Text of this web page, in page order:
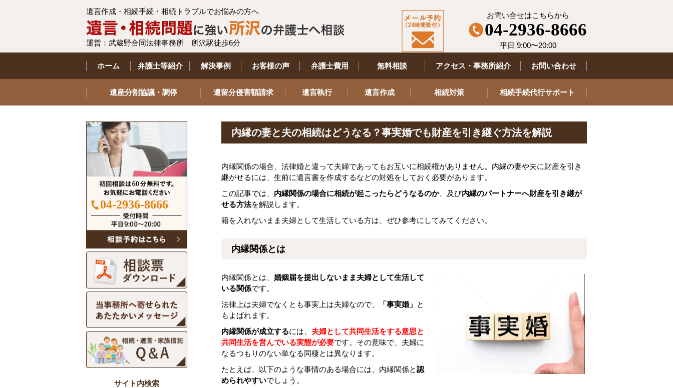
遺言作成・相続手続・相続トラブルでお悩みの方へ
運営：武蔵野合同法律事務所 所沢駅徒歩6分
お問い合せはこちらから
04-2936-8666
平日 9:00〜20:00
ホーム 弁護士等紹介 解決事例 お客様の声 弁護士費用 無料相談 アクセス・事務所紹介 お問い合わせ
遺産分割協議・調停 遺留分侵害額請求 遺言執行 遺言作成 相続対策 相続手続代行サポート
内縁の妻と夫の相続はどうなる？事実婚でも財産を引き継ぐ方法を解説
内縁関係の場合、法律婚と違って夫婦であってもお互いに相続権がありません。内縁の妻や夫に財産を引き
継がせるには、生前に遺言書を作成するなどの対処をしておく必要があります。
この記事では、 内縁関係の場合に相続が起こったらどうなるのか、及び内縁のパートナーへ財産を引き継が
せる方法を解説します。
籍を入れないまま夫婦として生活している方は、ぜひ参考にしてみてください。
内縁関係とは
内縁関係とは、 婚姻届を提出しないまま夫婦として生活して
いる関係です。
法律上は夫婦でなくとも事実上は夫婦なので、
「事実婚」 と
もよばれます。
内縁関係が成立するには、 夫婦として共同生活をする意思と
共同生活を営んでいる実態が必要です。その意味で、夫婦に
なるつもりのない単なる同棲とは異なります。
たとえば、以下のような事情のある場合には、内縁関係と認
められやすいでしょう。
04-2936-8666
サイト内検索